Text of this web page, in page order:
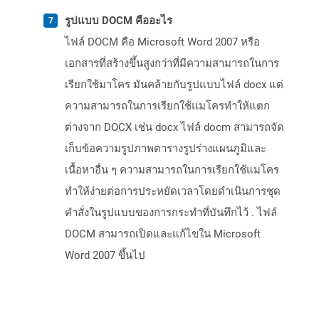
รูปแบบ DOCM คืออะไร
ไฟล์ DOCM คือ Microsoft Word 2007 หรือ
เอกสารที่สร้างขึ้นสูงกว่าที่มีความสามารถในการ
เรียกใช้มาโคร มันคล้ายกับรูปแบบไฟล์ docx แต่
ความสามารถในการเรียกใช้แมโครทำให้แตก
ต่างจาก DOCX เช่น docx ไฟล์ docm สามารถจัด
เก็บข้อความรูปภาพตารางรูปร่างแผนภูมิและ
เนื้อหาอื่น ๆ ความสามารถในการเรียกใช้แมโคร
ทำให้ง่ายต่อการประหยัดเวลาโดยดำเนินการชุด
คำสั่งในรูปแบบของการกระทำที่บันทึกไว้ . ไฟล์
DOCM สามารถเปิดและแก้ไขใน Microsoft
Word 2007 ขึ้นไป